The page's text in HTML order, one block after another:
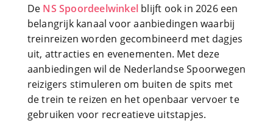
De NS Spoordeelwinkel blijft ook in 2026 een
belangrijk kanaal voor aanbiedingen waarbij
treinreizen worden gecombineerd met dagjes
uit, attracties en evenementen. Met deze
aanbiedingen wil de Nederlandse Spoorwegen
reizigers stimuleren om buiten de spits met
de trein te reizen en het openbaar vervoer te
gebruiken voor recreatieve uitstapjes.